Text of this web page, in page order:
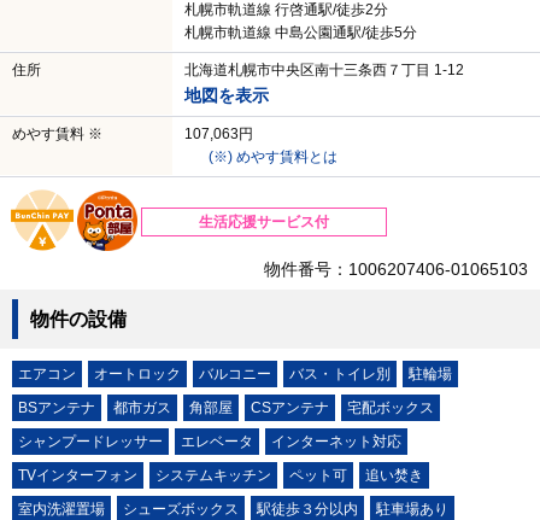
札幌市軌道線 行啓通駅/徒歩2分
札幌市軌道線 中島公園通駅/徒歩5分
住所 北海道札幌市中央区南十三条西７丁目 1-12
地図を表示
めやす賃料 ※
107,063円
(※) めやす賃料とは
生活応援サービス付
物件番号：1006207406-01065103
物件の設備
エアコン オートロック バルコニー バス・トイレ別
駐輪場
BSアンテナ
都市ガス 角部屋 CSアンテナ
宅配ボックス
シャンプードレッサー
エレベータ
インターネット対応
TVインターフォン
システムキッチン ペット可
追い焚き
室内洗濯置場
シューズボックス 駅徒歩３分以内
駐車場あり